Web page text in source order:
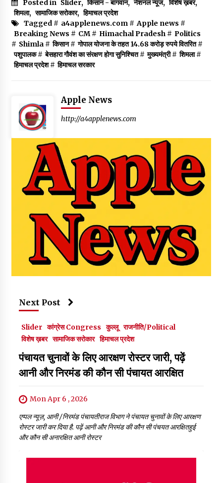
Posted in Slider, किसान - बागवान, नेशनल न्यूज, विशेष ख़बर,
शिमला, सामाजिक सरोकार, हिमाचल प्रदेश
Tagged # a4applenews.com# Apple news #
Breaking News # CM# Himachal Pradesh# Politics
# Shimla# किसान# गोपाल योजना के तहत 14.68 करोड़ रुपये वितरित#
पशुपालक# बेसहारा गौवंश का संरक्षण होगा सुनिश्चित# मुख्यमंत्री# शिमला#
हिमाचल प्रदेश# हिमाचल सरकार
Apple News
http://a4applenews.com
Next Post
Slider कांग्रेस Congress कुल्लू राजनीति/Political
विशेष ख़बर सामाजिक सरोकार हिमाचल प्रदेश
पंचायत चुनावों के लिए आरक्षण रोस्टर जारी, पढ़ें
आनी और निरमंड की कौन सी पंचायत आरक्षित
Mon Apr 6 , 2026
एप्पल न्यूज़, आनी /निरमंड पंचायतीराज विभाग ने पंचायत चुनावों के लिए आरक्षण
रोस्टर जारी कर दिया है. पढ़ें आनी और निरमंड की कौन सी पंचयत आरक्षितहुई
और कौन सी अनारक्षित आनी रोस्टर